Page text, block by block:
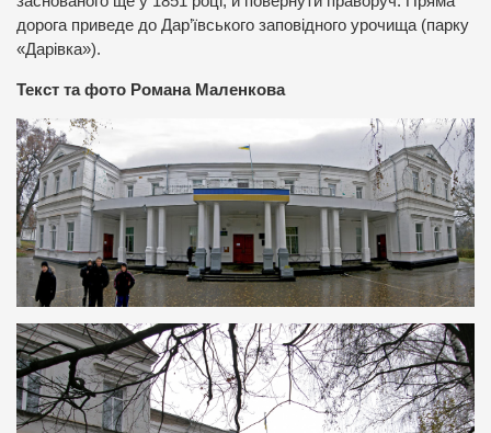
дорога приведе до Дар’ївського заповідного урочища (парку
«Дарівка»).
Текст та фото Романа Маленкова